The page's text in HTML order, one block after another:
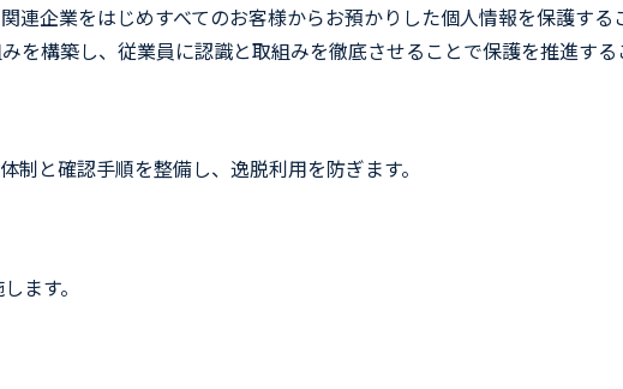
企業をはじめすべてのお客様からお預かりした個人情報を保護す
構築し、従業員に認識と取組みを徹底させることで保護を推進する
と確認手順を整備し、逸脱利用を防ぎます。
ます。